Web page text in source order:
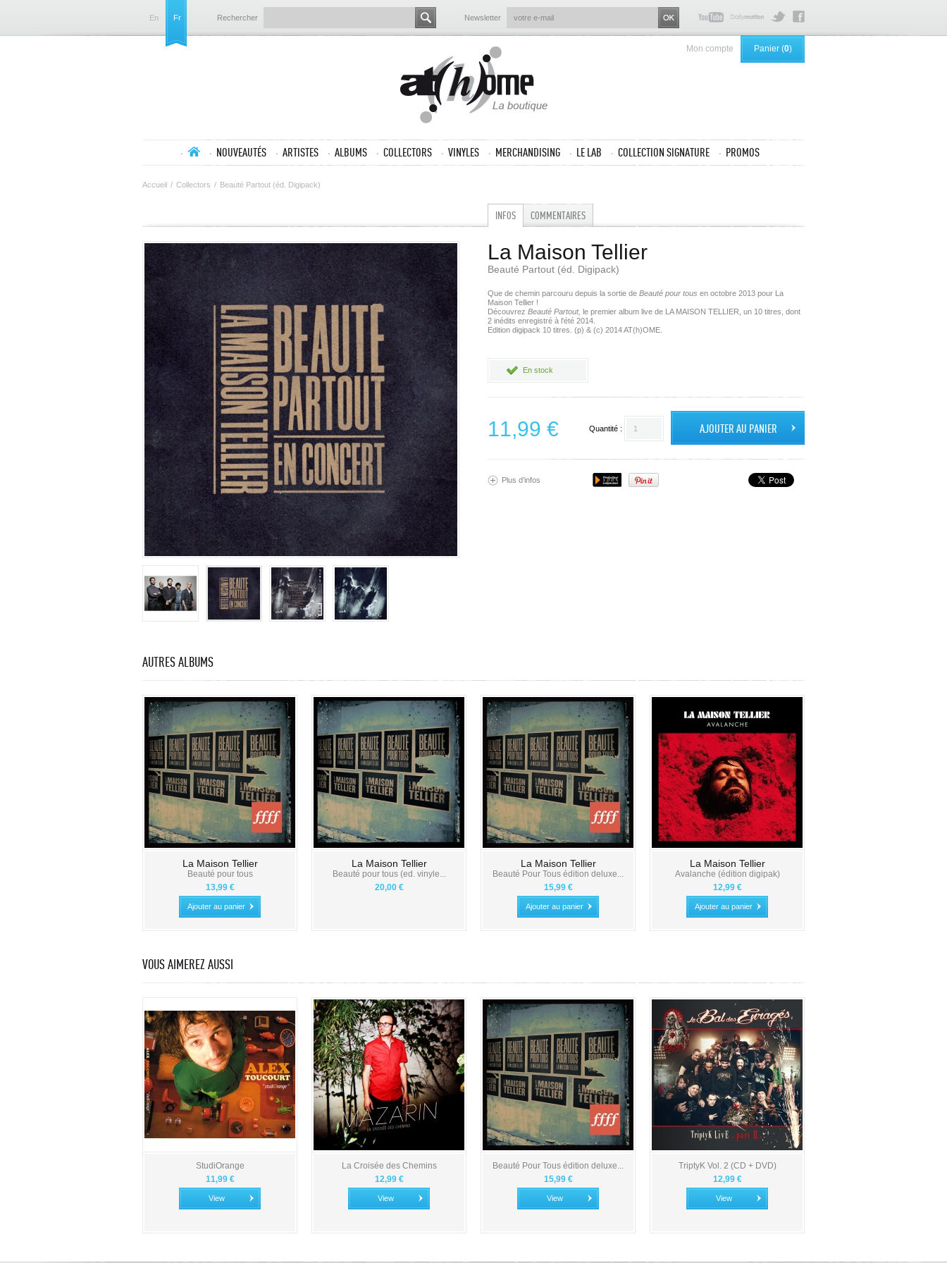
En Fr Rechercher Newsletter
Mon compte Panier (0)
NOUVEAUTÉS ARTISTES ALBUMS COLLECTORS VINYLES MERCHANDISING LE LAB COLLECTION SIGNATURE PROMOS
Accueil / Collectors / Beauté Partout (éd. Digipack)
INFOS COMMENTAIRES
La Maison Tellier
Beauté Partout (éd. Digipack)
Que de chemin parcouru depuis la sortie de Beauté pour tous en octobre 2013 pour La
Maison Tellier !
Découvrez Beauté Partout, le premier album live de LA MAISON TELLIER, un 10 titres, dont
2 inédits enregistré à l'été 2014.
Edition digipack 10 titres. (p) & (c) 2014 AT(h)OME.
En stock
Quantité :
11,99 €
Plus d’infos
AUTRES ALBUMS
La Maison Tellier
Beauté pour tous
13,99 €
Ajouter au panier
La Maison Tellier
Beauté pour tous (ed. vinyle...
20,00 €
La Maison Tellier
Beauté Pour Tous édition deluxe...
15,99 €
Ajouter au panier
La Maison Tellier
Avalanche (édition digipak)
12,99 €
Ajouter au panier
VOUS AIMEREZ AUSSI
StudiOrange
11,99 €
View
La Croisée des Chemins
12,99 €
View
Beauté Pour Tous édition deluxe...
15,99 €
View
TriptyK Vol. 2 (CD + DVD)
12,99 €
View